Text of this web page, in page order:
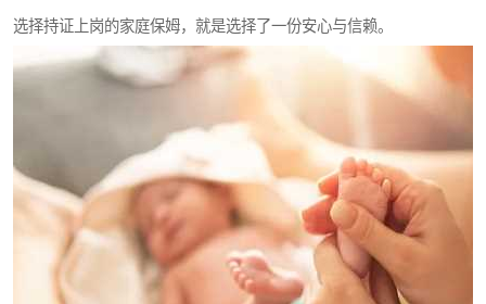
选择持证上岗的家庭保姆，就是选择了一份安心与信赖。